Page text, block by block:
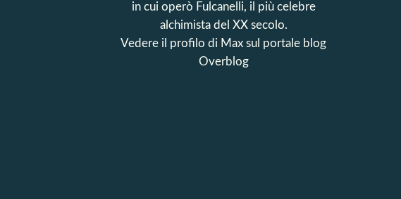
in cui operò Fulcanelli, il più celebre
alchimista del XX secolo.
Vedere il profilo di Max sul portale blog
Overblog